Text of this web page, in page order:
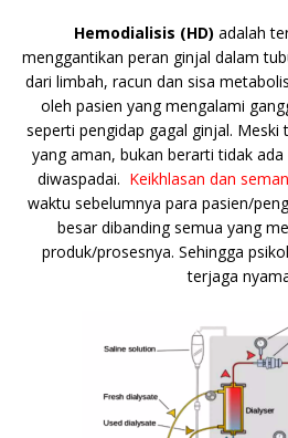
o
o
k
p
p
n
k
Hemodialisis (HD) adalah
menggantikan peran ginjal dalam
dari limbah, racun dan sisa
oleh pasien yang mengalami
seperti pengidap gagal ginjal.
yang aman, bukan berarti tidak
diwaspadai. Keikhlasan dan
waktu sebelumnya para pasien/
besar dibanding semua yang
produk/prosesnya. Sehingga
terjaga